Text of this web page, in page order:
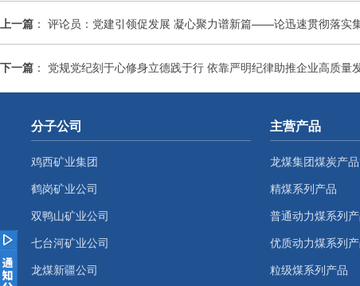
上一篇 ： 评论员：党建引领促发展 凝心聚力谱新篇——论迅速贯彻落实
下一篇 ： 党规党纪刻于心修身立德践于行 依靠严明纪律助推企业高质
分子公司
鸡西矿业集团
鹤岗矿业公司
双鸭山矿业公司
七台河矿业公司
龙煤新疆公司
主营产品
龙煤集团煤炭产
精煤系列产品
普通动力煤系列
优质动力煤系列
粒级煤系列产品